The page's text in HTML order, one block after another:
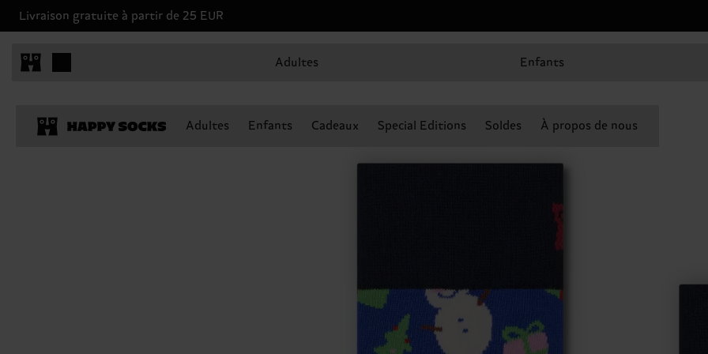
Livraison gratuite à partir de 25 EUR
Adultes Enfants
Adultes Enfants Cadeaux Special Editions Soldes À propos de nous